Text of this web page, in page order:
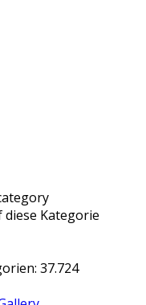
37.724